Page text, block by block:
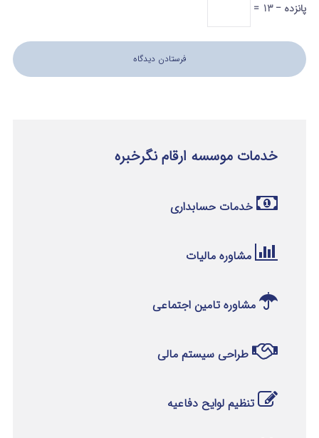
پانزده − 13 =
خدمات موسسه ارقام نگرخبره
خدمات حسابداری
مشاوره مالیات
مشاوره تامین اجتماعی
طراحی سیستم مالی
تنظیم لوایح دفاعیه